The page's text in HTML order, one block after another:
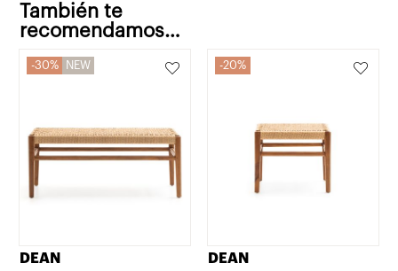
También te
recomendamos…
30% NEW
DEAN
20%
DEAN